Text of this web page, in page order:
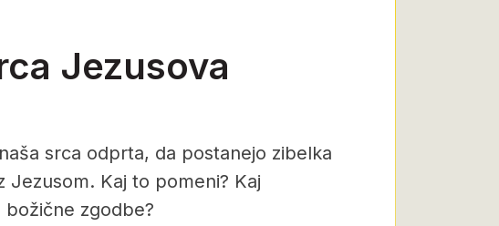
Jezusova
srca odprta, da postanejo zibelka
Kaj to pomeni? Kaj
zgodbe?